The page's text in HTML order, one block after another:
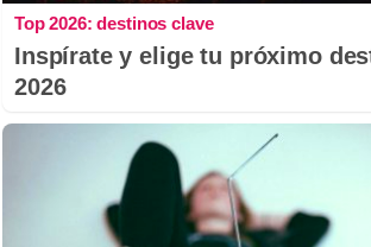
Top 2026: destinos clave
Inspírate y elige tu próximo
2026